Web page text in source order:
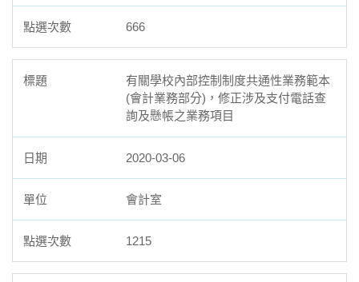
666
有關學校內部控制制度共通性業務範本
(會計業務部分)，修正涉及支付電話查
詢及懸帳之業務項目
2020-03-06
會計室
1215